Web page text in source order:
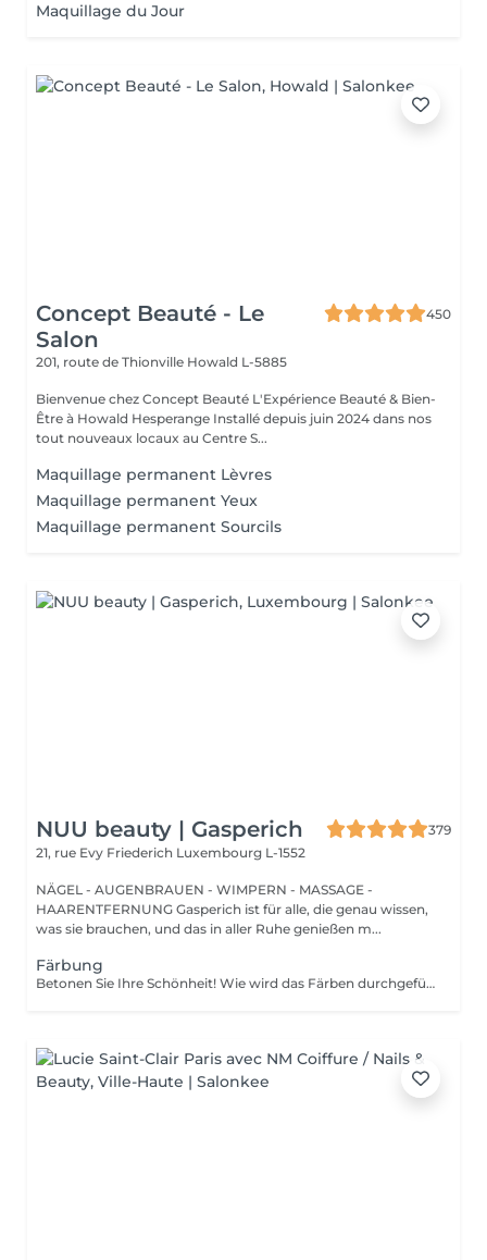
Maquillage du Jour
Concept Beauté - Le
Salon
450
201, route de Thionville Howald L-5885
Bienvenue chez Concept Beauté L'Expérience Beauté & Bien-
Être à Howald Hesperange Installé depuis juin 2024 dans nos
tout nouveaux locaux au Centre S...
Maquillage permanent Lèvres
Maquillage permanent Yeux
Maquillage permanent Sourcils
NUU beauty | Gasperich
379
21, rue Evy Friederich Luxembourg L-1552
NÄGEL - AUGENBRAUEN - WIMPERN - MASSAGE -
HAARENTFERNUNG Gasperich ist für alle, die genau wissen,
was sie brauchen, und das in aller Ruhe genießen m...
Färbung
Betonen Sie Ihre Schönheit! Wie wird das Färben durchgeführt? - Farbe oder Henna wird aufgetragen und 5 Minuten lang belassen. - Überschüssige Farbe wird entfernt. - Antiseptikum und Creme werden aufgetragen. Altersbeschränkungen: empfohlenes Alter ab 14 Jahren. Empfehlungen nach dem Eingriff: Augenbrauen 12 Stunden lang nicht waschen und kein Make-up auftragen. Häufigkeit: einmal in 3 Wochen.